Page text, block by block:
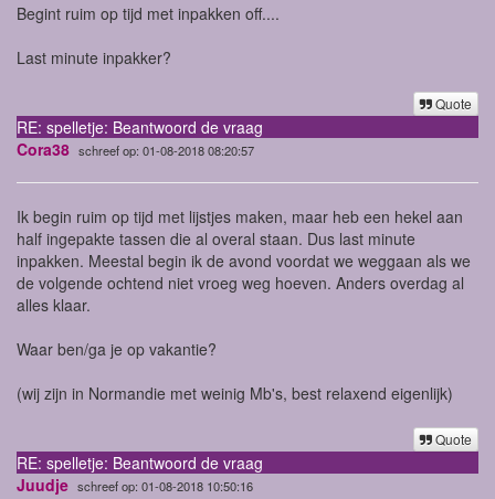
Begint ruim op tijd met inpakken off....
Last minute inpakker?
Quote
RE: spelletje: Beantwoord de vraag
Cora38 schreef op: 01-08-2018 08:20:57
Ik begin ruim op tijd met lijstjes maken, maar heb een hekel aan
half ingepakte tassen die al overal staan. Dus last minute
inpakken. Meestal begin ik de avond voordat we weggaan als we
de volgende ochtend niet vroeg weg hoeven. Anders overdag al
alles klaar.
Waar ben/ga je op vakantie?
(wij zijn in Normandie met weinig Mb's, best relaxend eigenlijk)
Quote
RE: spelletje: Beantwoord de vraag
Juudje schreef op: 01-08-2018 10:50:16